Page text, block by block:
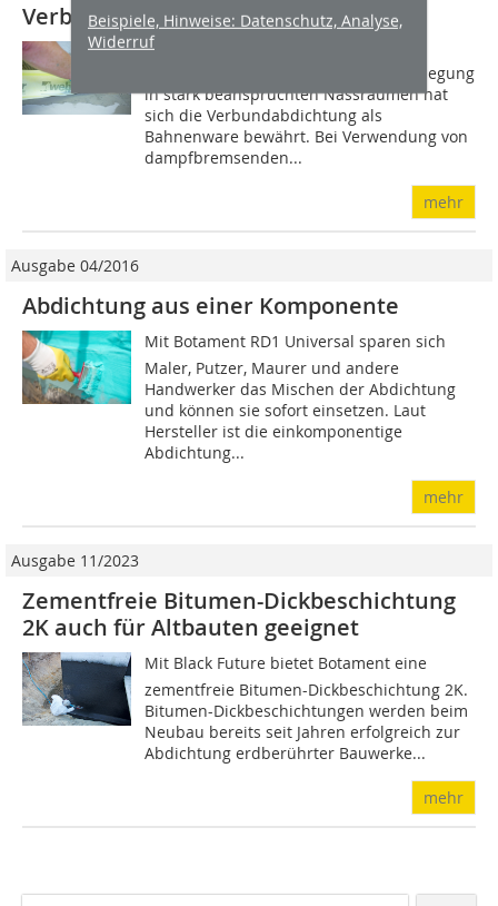
Beispiele, Hinweise: Datenschutz, Analyse,
Widerruf
Verbundabdichtung mit Bahnenware
Als sichere und einfache
Abdichtungslösung für die Fliesenverlegung
in stark beanspruchten Nassräumen hat
sich die Verbundabdichtung als
Bahnenware ­bewährt. Bei Verwendung von
dampfbremsenden...
mehr
Ausgabe 04/2016
Abdichtung aus einer Komponente
Mit Botament RD1 Universal sparen sich
Maler, Putzer, Maurer und andere
Handwerker das Mischen der Abdichtung
und können sie sofort einsetzen. Laut
Hersteller ist die einkomponentige
Abdichtung...
mehr
Ausgabe 11/2023
Zementfreie Bitumen-Dickbeschichtung
2K auch für Altbauten geeignet
Mit Black Future bietet Botament eine
zementfreie Bitumen-Dickbeschichtung 2K.
Bitumen-Dickbeschichtungen werden beim
Neubau bereits seit Jahren erfolgreich zur
Abdichtung erdberührter Bauwerke...
mehr